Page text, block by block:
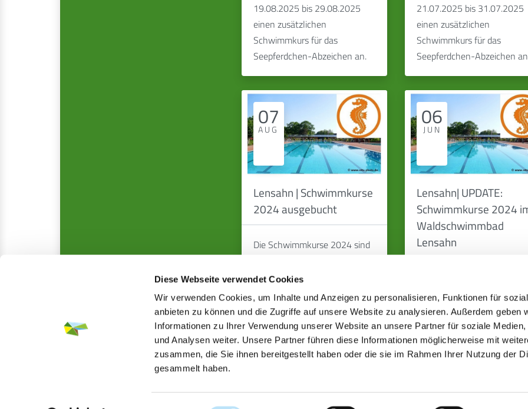
Diese Webseite verwendet Cookies
Wir verwenden Cookies, um Inhalte und Anzeigen zu personalisieren, Funktionen für
anbieten zu können und die Zugriffe auf unsere Website zu analysieren. Außerdem geben
Informationen zu Ihrer Verwendung unserer Website an unsere Partner für soziale Medien,
und Analysen weiter. Unsere Partner führen diese Informationen möglicherweise mit
zusammen, die Sie ihnen bereitgestellt haben oder die sie im Rahmen Ihrer Nutzung der
gesammelt haben.
19.08.2025 bis 29.08.2025
einen zusätzlichen
Schwimmkurs für das
Seepferdchen-Abzeichen an.
21.07.2025 bis 31.07.2025
einen zusätzlichen
Schwimmkurs für das
Seepferdchen-Abzeichen
07
AUG
Lensahn | Schwimmkurse
2024 ausgebucht
Die Schwimmkurse 2024 sind
06
JUN
Lensahn| UPDATE:
Schwimmkurse 2024
Waldschwimmbad
Lensahn
Schwimmkurs
in der Zeit vom 17.06. bis
30.06.2024